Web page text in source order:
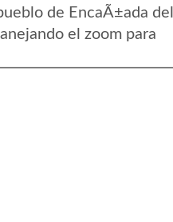
de EncaÃ±ada del
el zoom para